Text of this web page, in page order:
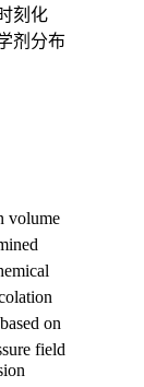
刻化
剂分布
volume
on
field